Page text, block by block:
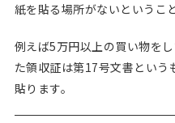
紙を貼る場所がないというこ
例えば5万円以上の買い物を
た領収証は第17号文書とい
貼ります。